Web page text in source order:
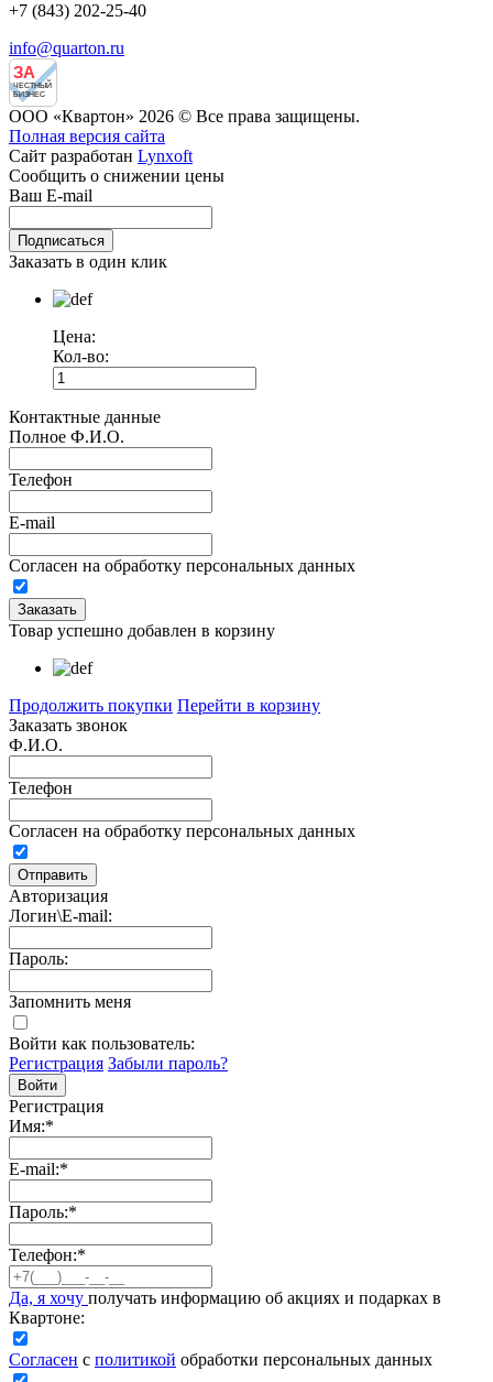
+7 (843) 202-25-40
info@quarton.ru
ЗА
ЧЕСТНЫЙ
БИЗНЕС
ООО «Квартон» 2026 © Все права защищены.
Полная версия сайта
Сайт разработан Lynxoft
Сообщить о снижении цены
Ваш E-mail
Заказать в один клик
Цена:
Кол-во:
Контактные данные
Полное Ф.И.О.
Телефон
E-mail
Согласен на обработку персональных данных
Товар успешно добавлен в корзину
Продолжить покупки Перейти в корзину
Заказать звонок
Ф.И.О.
Телефон
Согласен на обработку персональных данных
Авторизация
Логин\E-mail:
Пароль:
Запомнить меня
Войти как пользователь:
Регистрация Забыли пароль?
Регистрация
Имя:*
E-mail:*
Пароль:*
Телефон:*
Да, я хочу получать информацию об акциях и подарках в
Квартоне:
Согласен с политикой обработки персональных данных